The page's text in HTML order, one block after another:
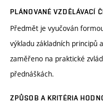
PLÁNOVANÉ VZDĚLÁVACÍ
Předmět je vyučován
výkladu základních principů
zaměřeno na praktické
přednáškách.
ZPŮSOB A KRITÉRIA